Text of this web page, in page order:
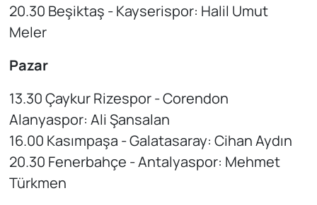
20.30 Beşiktaş - Kayserispor: Halil Umut
Meler
Pazar
13.30 Çaykur Rizespor - Corendon
Alanyaspor: Ali Şansalan
16.00 Kasımpaşa - Galatasaray: Cihan Aydın
20.30 Fenerbahçe - Antalyaspor: Mehmet
Türkmen